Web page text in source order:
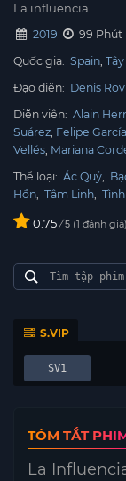
La influencia
2019
99 Phút
Quốc gia: Spain
Đạo diễn: Denis
Diễn viên: Alain
Suárez Felipe
Vellés Mariana
Thể loại: Ác Quỷ,
Hồn, Tâm Linh,
0.75/ 5 1 đánh giá
S.VIP
SV1
TÓM TẮT
La